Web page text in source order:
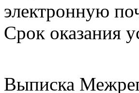
электронную
Срок оказания
Выписка